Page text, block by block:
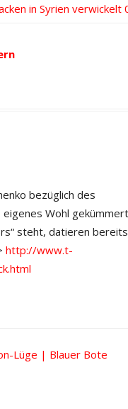
in Syrien verwickelt
bezüglich des
Wohl gekümmert
steht, datieren bereits
http://www.t-
Lüge | Blauer Bote